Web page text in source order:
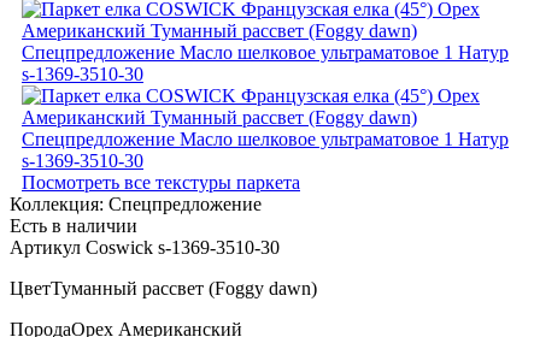
Посмотреть все текстуры паркета
Коллекция: Спецпредложение
Есть в наличии
Артикул Coswick s-1369-3510-30
ЦветТуманный рассвет (Foggy dawn)
ПородаОрех Американский